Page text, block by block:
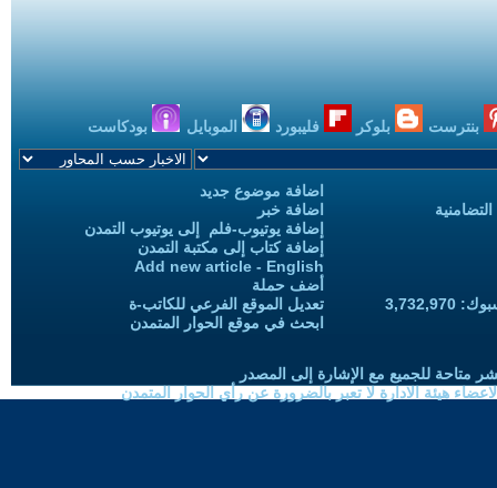
بنترست بلوكر فليبورد الموبايل بودكاست
اضافة موضوع جديد
اضافة خبر
إضافة يوتيوب-فلم إلى يوتيوب التمدن
إضافة كتاب إلى مكتبة التمدن
Add new article - English
أضف حملة
تعديل الموقع الفرعي للكاتب-ة
ابحث في موقع الحوار المتمدن
متاحة للجميع مع الإشارة إلى المصدر
هيئة الادارة لا تعبر بالضرورة عن رأي الحوار المتمدن